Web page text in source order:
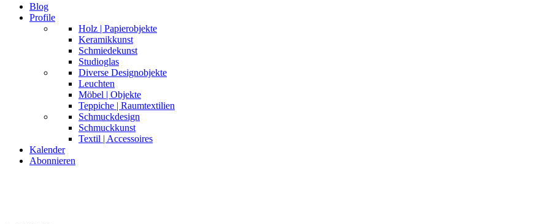
Blog
Profile
Holz | Papierobjekte
Keramikkunst
Schmiedekunst
Studioglas
Diverse Designobjekte
Leuchten
Möbel | Objekte
Teppiche | Raumtextilien
Schmuckdesign
Schmuckkunst
Textil | Accessoires
Kalender
Abonnieren